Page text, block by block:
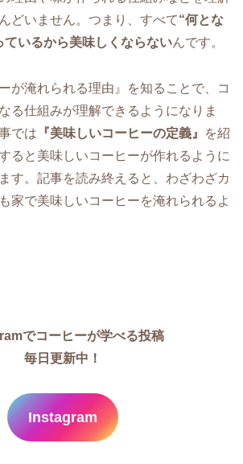
どいません。つまり、すべて“何とな
ているから美味しくならないんです。
が淹れられる理由』を知ることで、コ
る仕組みが理解できるようになりま
では 『美味しいコーヒーの定義』
を紹
ると美味しいコーヒーが作れるように
す。記事を読み終えると、わざわざカ
家で美味しいコーヒーを淹れられるよ
でコーヒーが学べる投稿
毎日更新中！
Instagram